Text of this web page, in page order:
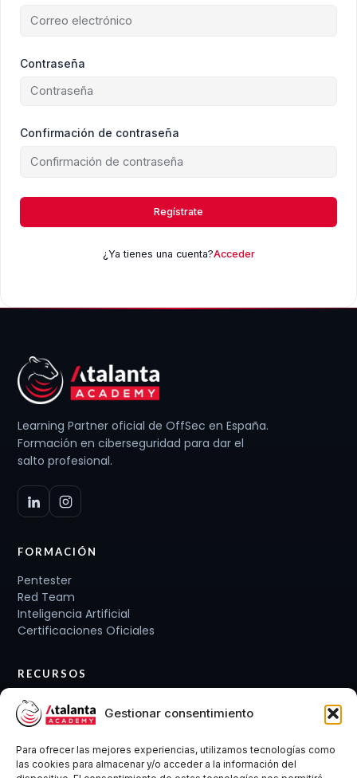
Gestionar consentimiento
Para ofrecer las mejores experiencias, utilizamos tecnologías como
las cookies para almacenar y/o acceder a la información del
Contraseña
Confirmación de contraseña
Regístrate
¿Ya tienes una cuenta?Acceder
Learning Partner oficial de OffSec en España.
Formación en ciberseguridad para dar el
salto profesional.
FORMACIÓN
Pentester
Red Team
Inteligencia Artificial
Certificaciones Oficiales
RECURSOS
Planes de carrera
Cursos y Packs
Conócenos